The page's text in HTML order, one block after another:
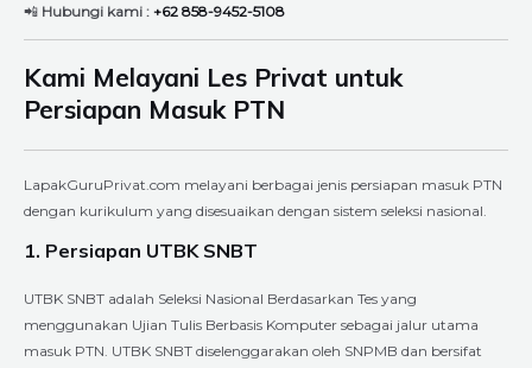
📲 Hubungi kami : +62 858-9452-5108
Kami Melayani Les Privat untuk
Persiapan Masuk PTN
LapakGuruPrivat.com melayani berbagai jenis persiapan masuk PTN
dengan kurikulum yang disesuaikan dengan sistem seleksi nasional.
1. Persiapan UTBK SNBT
UTBK SNBT adalah Seleksi Nasional Berdasarkan Tes yang
menggunakan Ujian Tulis Berbasis Komputer sebagai jalur utama
masuk PTN. UTBK SNBT diselenggarakan oleh SNPMB dan bersifat